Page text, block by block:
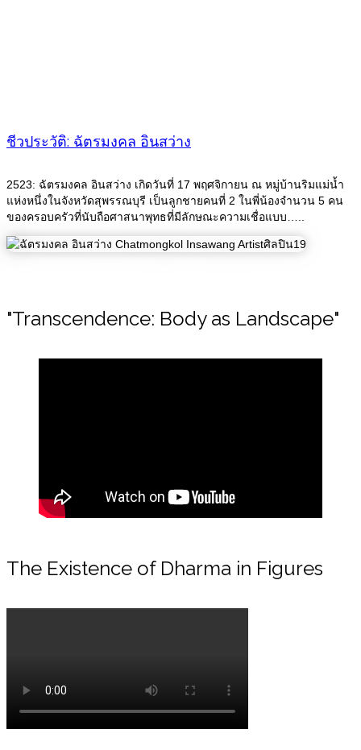
ชีวประวัติ: ฉัตรมงคล อินสว่าง
2523: ฉัตรมงคล อินสว่าง เกิดวันที่ 17 พฤศจิกายน ณ หมู่บ้านริมแม่น้ำ
แห่งหนึ่งในจังหวัดสุพรรณบุรี เป็นลูกชายคนที่ 2 ในพี่น้องจำนวน 5 คน
ของครอบครัวที่นับถือศาสนาพุทธที่มีลักษณะความเชื่อแบบ…..
"Transcendence: Body as Landscape"
The Existence of Dharma in Figures